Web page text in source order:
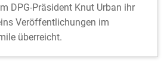
DPG-Präsident Knut Urban ihr
Veröffentlichungen im
überreicht.